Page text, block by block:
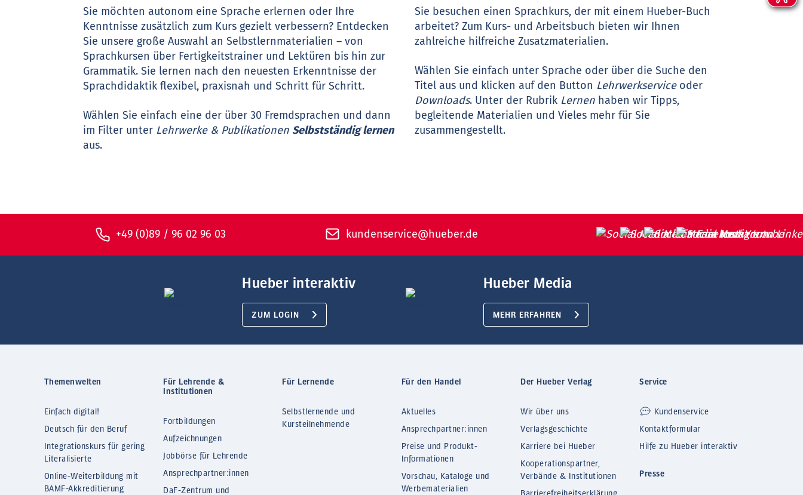
Sie möchten autonom eine Sprache erlernen oder Ihre
Kenntnisse zusätzlich zum Kurs gezielt verbessern? Entdecken
Sie unsere große Auswahl an Selbstlernmaterialien – von
Sprachkursen über Fertigkeitstrainer und Lektüren bis hin zur
Grammatik. Sie lernen nach den neuesten Erkenntnisse der
Sprachdidaktik flexibel, praxisnah und Schritt für Schritt.
Wählen Sie einfach eine der über 30 Fremdsprachen und dann
im Filter unter Lehrwerke & Publikationen Selbstständig lernen
aus.
Sie besuchen einen Sprachkurs, der mit einem Hueber-Buch
arbeitet? Zum Kurs- und Arbeitsbuch bieten wir Ihnen
zahlreiche hilfreiche Zusatzmaterialien.
Wählen Sie einfach unter Sprache oder über die Suche den
Titel aus und klicken auf den Button Lehrwerkserviceoder
Downloads. Unter der Rubrik Lernenhaben wir Tipps,
begleitende Materialien und Vieles mehr für Sie
zusammengestellt.
+49 (0)89 / 96 02 96 03 kundenservice@hueber.de
Hueber interaktiv
ZUM LOGIN
Hueber Media
MEHR ERFAHREN
Themenwelten
Einfach digital!
Deutsch für den Beruf
Integrationskurs für gering
Literalisierte
Online-Weiterbildung mit
BAMF-Akkreditierung
Für Lehrende &
Institutionen
Fortbildungen
Aufzeichnungen
Jobbörse für Lehrende
Ansprechpartner:innen
DaF-Zentrum und
Für Lernende
Selbstlernende und
Kursteilnehmende
Für den Handel
Aktuelles
Ansprechpartner:innen
Preise und Produkt-
Informationen
Vorschau, Kataloge und
Werbematerialien
Der Hueber Verlag
Wir über uns
Verlagsgeschichte
Karriere bei Hueber
Kooperationspartner,
Verbände & Institutionen
Service
Kundenservice
Kontaktformular
Hilfe zu Hueber interaktiv
Presse